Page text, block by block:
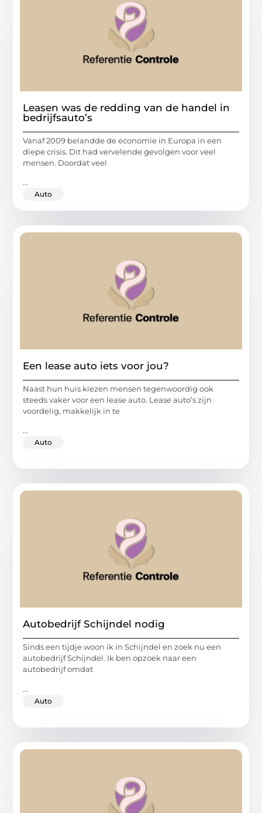
Leasen was de redding van de handel in
bedrijfsauto’s
Vanaf 2009 belandde de economie in Europa in een
diepe crisis. Dit had vervelende gevolgen voor veel
mensen. Doordat veel
...
Auto
Een lease auto iets voor jou?
Naast hun huis kiezen mensen tegenwoordig ook
steeds vaker voor een lease auto. Lease auto’s zijn
voordelig, makkelijk in te
...
Auto
Autobedrijf Schijndel nodig
Sinds een tijdje woon ik in Schijndel en zoek nu een
autobedrijf Schijndel. Ik ben opzoek naar een
autobedrijf omdat
...
Auto